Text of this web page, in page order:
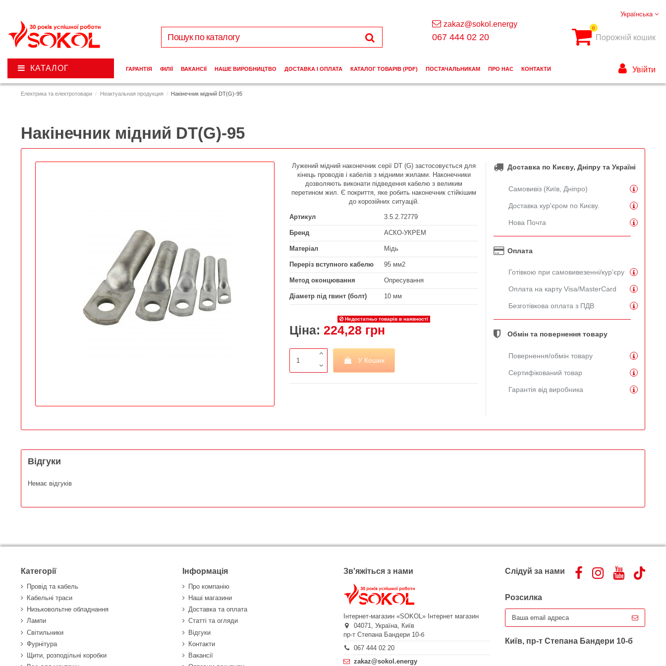
Електрика та електротовари Неактуальная продукция Накінечник мідний DT(G)-95
Накінечник мідний DT(G)-95
Лужений мідний наконечник серії DT (G) застосовується для
кінець проводів і кабелів з мідними жилами. Наконечники
дозволяють виконати підведення кабелю з великим
перетином жил. Є покриття, яке робить наконечник стійкішим
до корозійних ситуацій.
Артикул 3.5.2.72779
Бренд АСКО-УКРЕМ
Матеріал Мідь
Переріз вступного кабелю 95 мм2
Метод оконцювання Опресування
Діаметр під гвинт (болт) 10 мм
Недостатньо товарів в наявності
Ціна: 224,28 грн
У Кошик
Доставка по Києву, Дніпру та Україні
Самовивіз (Київ, Дніпро)
Доставка кур'єром по Києву.
Нова Почта
Оплата
Готівкою при самовивезенні/кур'єру
Оплата на карту Visa/MasterCard
Безготівкова оплата з ПДВ
Обмін та повернення товару
Повернення/обмін товару
Сертифікований товар
Гарантія від виробника
Відгуки
Немає відгуків
Українська
zakaz@sokol.energy
067 444 02 20
0
Порожній кошик
КАТАЛОГ ГАРАНТІЯ ФІЛІЇ ВАКАНСІЇ НАШЕ ВИРОБНИЦТВО ДОСТАВКА І ОПЛАТА КАТАЛОГ ТОВАРІВ (PDF) ПОСТАЧАЛЬНИКАМ ПРО НАС КОНТАКТИ Увійти
Категорії
Провід та кабель
Кабельні траси
Низьковольтне обладнання
Лампи
Світильники
Фурнітура
Щити, розподільні коробки
Інформація
Про компанію
Наші магазини
Доставка та оплата
Статті та огляди
Відгуки
Контакти
Вакансії
Зв'яжіться з нами
Інтернет-магазин «SOKOL» Інтернет магазин
04071,Україна, Київ
пр-т Степана Бандери 10-б
067 444 02 20
zakaz@sokol.energy
Слідуй за нами
Розсилка
Київ, пр-т Степана Бандери 10-б